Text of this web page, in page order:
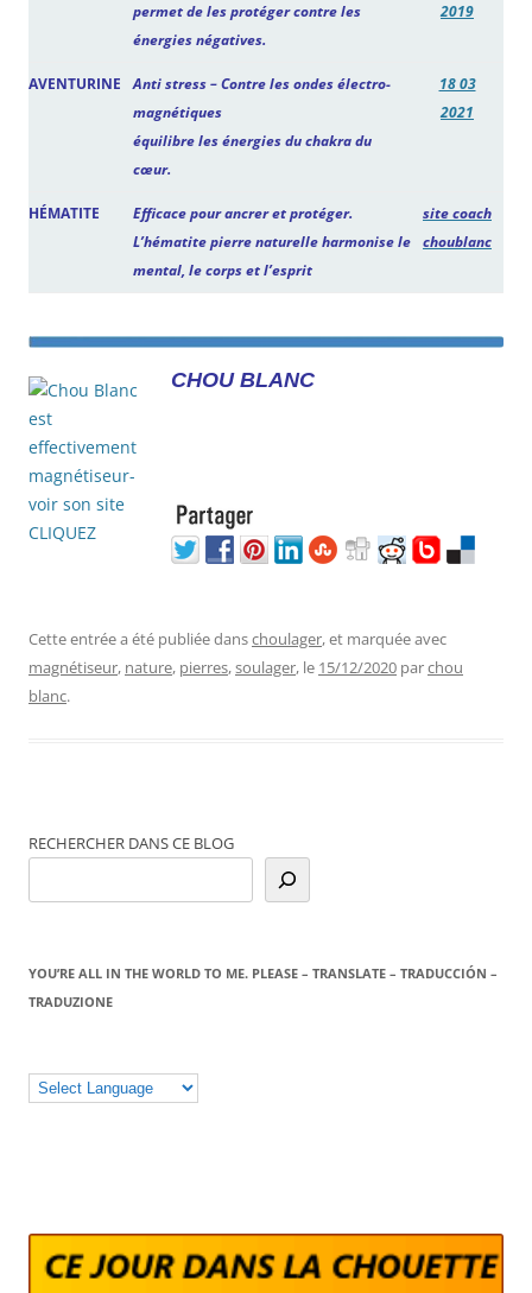
permet de les protéger contre les
énergies négatives.
2019
AVENTURINE
Anti stress – Contre les ondes électro-
magnétiques
équilibre les énergies du chakra du
cœur.
18 03
2021
HÉMATITE
Efficace pour ancrer et protéger.
L’hématite pierre naturelle harmonise le
mental, le corps et l’esprit
site coach
choublanc
CHOU BLANC
Cette entrée a été publiée danschoulager, et marquée avec
magnétiseur, nature, pierres,soulager, le 15/12/2020 parchou
blanc.
RECHERCHER DANS CE BLOG
YOU’RE ALL IN THE WORLD TO ME. PLEASE – TRANSLATE – TRADUCCIÓN –
TRADUZIONE